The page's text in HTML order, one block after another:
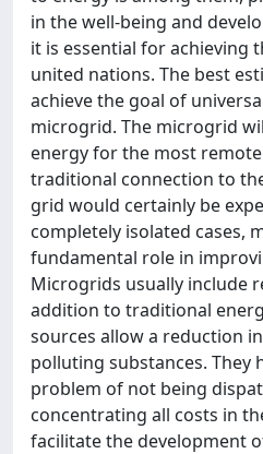
in the well-being and
it is essential for achieving
united nations. The best
achieve the goal of
microgrid. The microgrid
energy for the most
traditional connection to
grid would certainly be
completely isolated cases,
fundamental role in
Microgrids usually include
addition to traditional
sources allow a reduction
polluting substances. They
problem of not being
concentrating all costs in
facilitate the development